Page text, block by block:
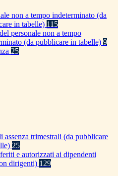
non a tempo indeterminato (da
in tabelle) 115
personale non a tempo
(da pubblicare in tabelle) 9
25
assenza trimestrali (da pubblicare
25
e autorizzati ai dipendenti
dirigenti) 129